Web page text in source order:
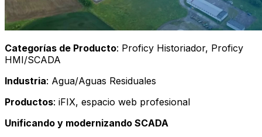
Categorías de Producto: Proficy Historiador, Proficy
HMI/SCADA
Industria: Agua/Aguas Residuales
Productos: iFIX, espacio web profesional
Unificando y modernizando SCADA